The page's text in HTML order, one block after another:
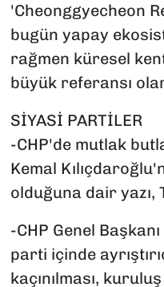
'Cheonggyecheon
bugün yapay
rağmen küresel
büyük referansı
SİYASİ PARTİLER
-CHP'de mutlak
Kemal
olduğuna dair
-CHP Genel
parti içinde
kaçınılması,